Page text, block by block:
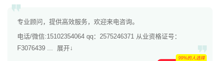
专业顾问，提供高效服务，欢迎来电咨询。
电话/微信:15102354064 qq：2575246371 从业资格证号：
F3076439 ... 展开↓
99%的人选择